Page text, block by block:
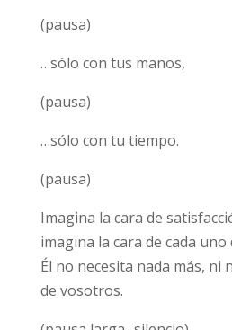
(pausa)
…sólo con tus manos,
(pausa)
…sólo con tu tiempo.
(pausa)
Imagina la cara de
imagina la cara de cada
Él no necesita nada más, ni
de vosotros.